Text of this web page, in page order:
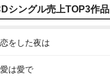
シングル売上TOP3作品
恋をした夜は
愛は愛で